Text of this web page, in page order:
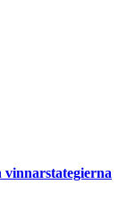
vinnarstategierna